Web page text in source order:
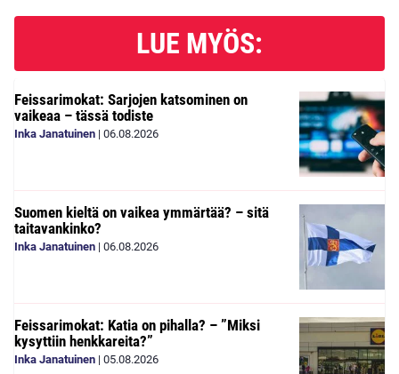
LUE MYÖS:
Feissarimokat: Sarjojen katsominen on
vaikeaa – tässä todiste
Inka Janatuinen | 06.08.2026
Suomen kieltä on vaikea ymmärtää? – sitä
taitavankinko?
Inka Janatuinen | 06.08.2026
Feissarimokat: Katia on pihalla? – ”Miksi
kysyttiin henkkareita?”
Inka Janatuinen | 05.08.2026